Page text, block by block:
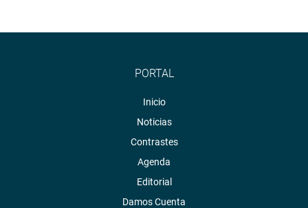
PORTAL
Inicio
Noticias
Contrastes
Agenda
Editorial
Damos Cuenta